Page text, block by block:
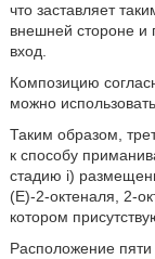
что заставляет
внешней стороне и
вход.
Композицию
можно
Таким образом,
к способу
стадию i)
(Е)-2-октеналя, 2-
котором
Расположение